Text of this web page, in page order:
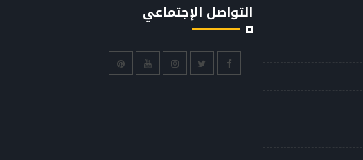
التواصل الإجتماعي